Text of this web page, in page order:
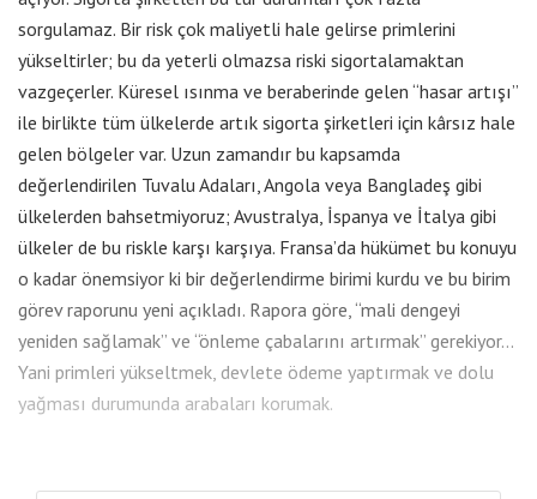
sorgulamaz. Bir risk çok maliyetli hale gelirse primlerini
yükseltirler; bu da yeterli olmazsa riski sigortalamaktan
vazgeçerler. Küresel ısınma ve beraberinde gelen “hasar artışı”
ile birlikte tüm ülkelerde artık sigorta şirketleri için kârsız hale
gelen bölgeler var. Uzun zamandır bu kapsamda
değerlendirilen Tuvalu Adaları, Angola veya Bangladeş gibi
ülkelerden bahsetmiyoruz; Avustralya, İspanya ve İtalya gibi
ülkeler de bu riskle karşı karşıya. Fransa’da hükümet bu konuyu
o kadar önemsiyor ki bir değerlendirme birimi kurdu ve bu birim
görev raporunu yeni açıkladı. Rapora göre, “mali dengeyi
yeniden sağlamak” ve “önleme çabalarını artırmak” gerekiyor…
Yani primleri yükseltmek, devlete ödeme yaptırmak ve dolu
yağması durumunda arabaları korumak.